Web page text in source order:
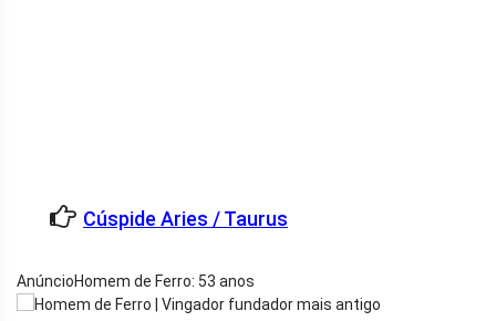
Cúspide Aries / Taurus
AnúncioHomem de Ferro: 53 anos